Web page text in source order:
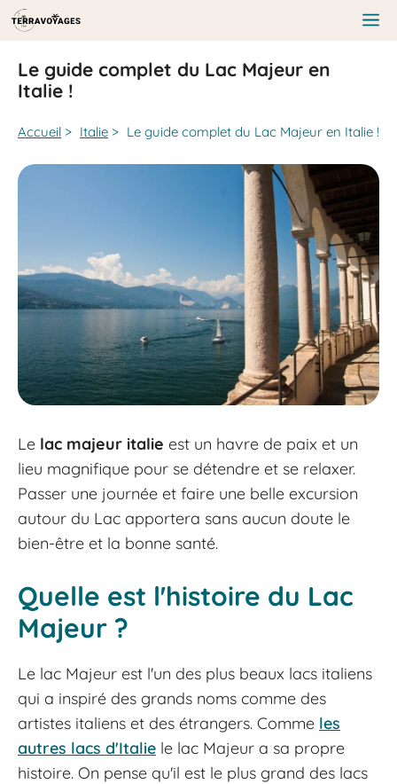
Aller
au
contenu
Le guide complet du Lac Majeur en
Italie !
Accueil > Italie > Le guide complet du Lac Majeur en Italie !
Le lac majeur italie est un havre de paix et un
lieu magnifique pour se détendre et se relaxer.
Passer une journée et faire une belle excursion
autour du Lac apportera sans aucun doute le
bien-être et la bonne santé.
Quelle est l'histoire du Lac
Majeur ?
Le lac Majeur est l'un des plus beaux lacs italiens
qui a inspiré des grands noms comme des
artistes italiens et des étrangers. Comme les
autres lacs d'Italie le lac Majeur a sa propre
histoire. On pense qu'il est le plus grand des lacs